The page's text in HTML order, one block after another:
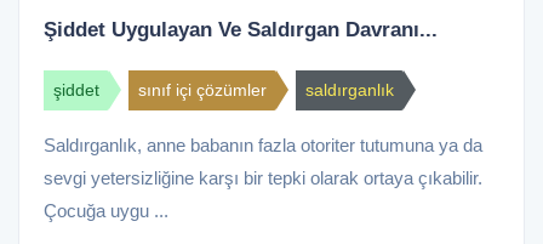
Şiddet Uygulayan Ve Saldırgan Davranı...
şiddet sınıf içi çözümler saldırganlık
Saldırganlık, anne babanın fazla otoriter tutumuna ya da
sevgi yetersizliğine karşı bir tepki olarak ortaya çıkabilir.
Çocuğa uygu ...